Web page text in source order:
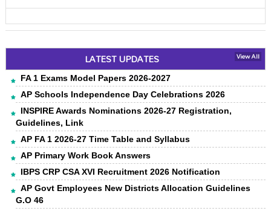
LATEST UPDATES View All
FA 1 Exams Model Papers 2026-2027
AP Schools Independence Day Celebrations 2026
INSPIRE Awards Nominations 2026-27 Registration,
Guidelines, Link
AP FA 1 2026-27 Time Table and Syllabus
AP Primary Work Book Answers
IBPS CRP CSA XVI Recruitment 2026 Notification
AP Govt Employees New Districts Allocation Guidelines
G.O 46